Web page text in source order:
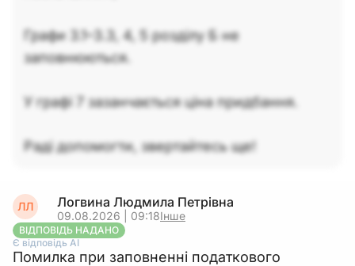
Графи 3.1–3.3, 4, 5 розділу Б не
заповнюються.
У графі 7 зазанчається ціна придбання.
Раді допомогти, звертайтесь ще!
ЛЛ Логвина Людмила Петрівна
09.08.2026 | 09:18Інше
ВІДПОВІДЬ НАДАНО
Є відповідь АІ
Помилка при заповненні податкового